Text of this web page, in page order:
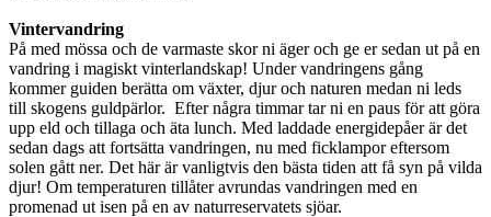
Vintervandring
På med mössa och de varmaste skor ni äger och ge er sedan ut på en
vandring i magiskt vinterlandskap! Under vandringens gång
kommer guiden berätta om växter, djur och naturen medan ni leds
till skogens guldpärlor. Efter några timmar tar ni en paus för att göra
upp eld och tillaga och äta lunch. Med laddade energidepåer är det
sedan dags att fortsätta vandringen, nu med ficklampor eftersom
solen gått ner. Det här är vanligtvis den bästa tiden att få syn på vilda
djur! Om temperaturen tillåter avrundas vandringen med en
promenad ut isen på en av naturreservatets sjöar.